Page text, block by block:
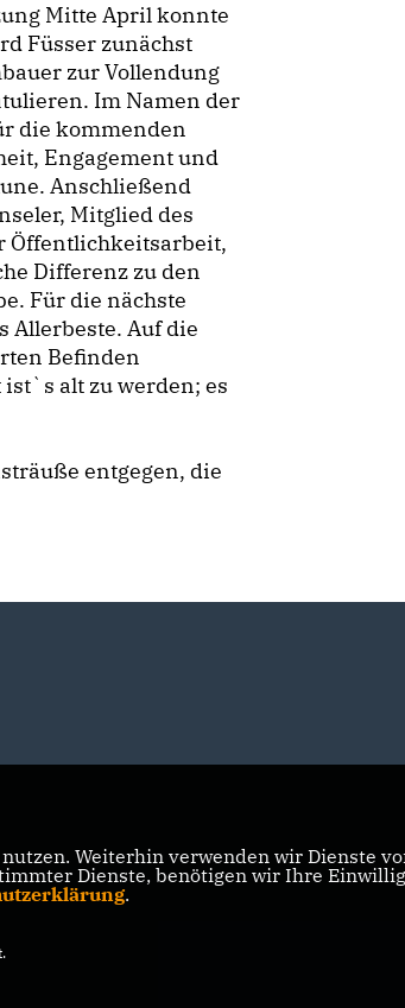
Mitte April konnte
Füsser zunächst
zur Vollendung
Im Namen der
die kommenden
Engagement und
Anschließend
Mitglied des
Öffentlichkeitsarbeit,
Differenz zu den
Für die nächste
Allerbeste. Auf die
Befinden
alt zu werden; es
entgegen, die
Weiterhin verwenden wir Dienste
Dienste, benötigen wir Ihre
.